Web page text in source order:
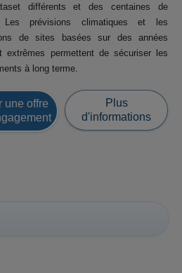
différents et des centaines de
Les prévisions climatiques et les
de sites basées sur des années
extrêmes permettent de sécuriser les
à long terme.
une offre
Plus
d'informations